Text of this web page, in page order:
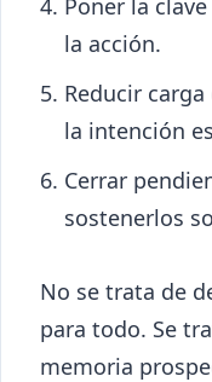
Poner la
la acción.
Reducir
la intención
Cerrar
sostenerlos
No se trata de
para todo. Se
memoria